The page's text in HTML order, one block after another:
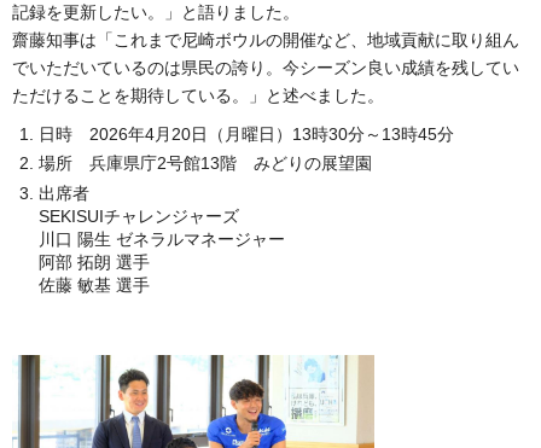
記録を更新したい。」と語りました。
齋藤知事は「これまで尼崎ボウルの開催など、地域貢献に取り組ん
でいただいているのは県民の誇り。今シーズン良い成績を残してい
ただけることを期待している。」と述べました。
日時 2026年4月20日（月曜日）13時30分～13時45分
場所 兵庫県庁2号館13階 みどりの展望園
出席者
SEKISUIチャレンジャーズ
川口 陽生 ゼネラルマネージャー
阿部 拓朗 選手
佐藤 敏基 選手